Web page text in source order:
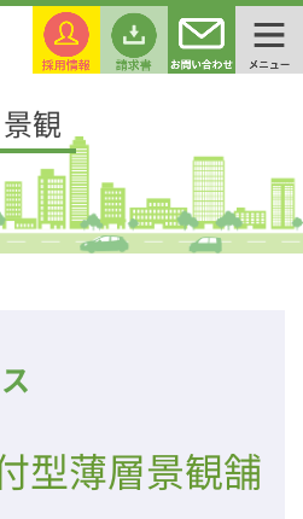
景観
型薄層景観舗